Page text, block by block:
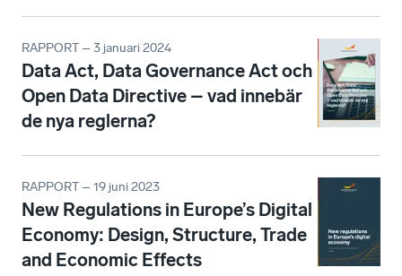
RAPPORT – 3 januari 2024
Data Act, Data Governance Act och
Open Data Directive – vad innebär
de nya reglerna?
RAPPORT – 19 juni 2023
New Regulations in Europe’s Digital
Economy: Design, Structure, Trade
and Economic Effects